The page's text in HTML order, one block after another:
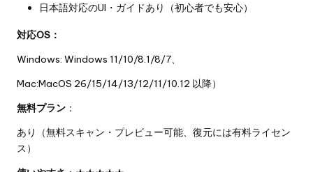
日本語対応のUI・ガイドあり（初心者でも安心）
対応OS：
Windows: Windows 11/10/8.1/8/7、
Mac:MacOS 26/15/14/13/12/11/10.12 以降）
無料プラン ：
あり（無料スキャン・プレビュー可能、復元には有料ライセン
ス）